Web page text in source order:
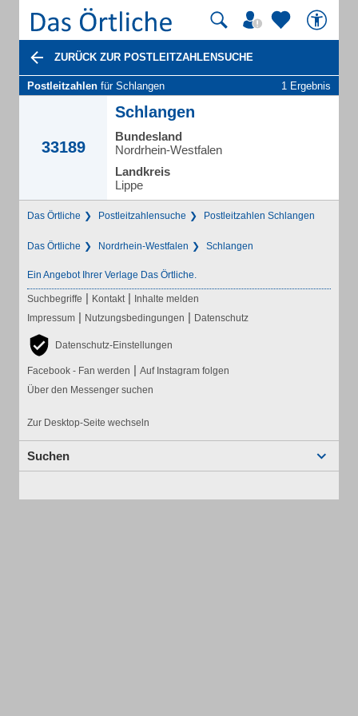
ZURÜCK ZUR POSTLEITZAHLENSUCHE
Postleitzahlen für Schlangen 1 Ergebnis
33189
Schlangen
Bundesland
Nordrhein-Westfalen
Landkreis
Lippe
Das Örtliche Postleitzahlensuche Postleitzahlen Schlangen
Das Örtliche Nordrhein-Westfalen Schlangen
Ein Angebot Ihrer Verlage Das Örtliche.
Suchbegriffe | Kontakt | Inhalte melden
Impressum | Nutzungsbedingungen | Datenschutz
Datenschutz-Einstellungen
Facebook - Fan werden | Auf Instagram folgen
Über den Messenger suchen
Zur Desktop-Seite wechseln
Suchen